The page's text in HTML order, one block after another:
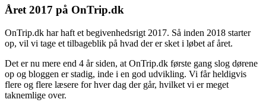
Året 2017 på OnTrip.dk
OnTrip.dk har haft et begivenhedsrigt 2017. Så inden 2018 starter
op, vil vi tage et tilbageblik på hvad der er sket i løbet af året.
Det er nu mere end 4 år siden, at OnTrip.dk første gang slog dørene
op og bloggen er stadig, inde i en god udvikling. Vi får heldigvis
flere og flere læsere for hver dag der går, hvilket vi er meget
taknemlige over.